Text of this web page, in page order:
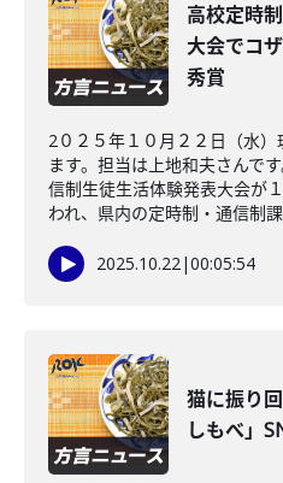
高校定時
大会でコ
秀賞
2０２５年１０月２２日（水
ます。担当は上地和夫さんで
信制生徒生活体験発表大会が
われ、県内の定時制・通信制
2025.10.22|00:05:54
猫に振り
しもべ」